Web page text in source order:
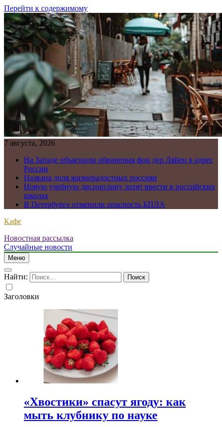
Перейти к содержимому
7 августа, 2026
На Западе объяснили обвинения фон дер Ляйен в адрес
России
Названа доля жизнерадостных россиян
Новую учебную дисциплину хотят ввести в российских
школах
В Петербурге отменили опасность БПЛА
Кафе
Новостная рассылка
Случайные новости
Меню
Найти:
Заголовки
«Хвостики» спасут ягоду: как
мыть клубнику по науке